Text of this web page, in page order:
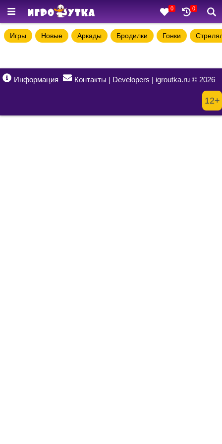
0 0
Игры Новые Аркады Бродилки Гонки
Информация Контакты | Developers | igroutka.ru © 2026
12+